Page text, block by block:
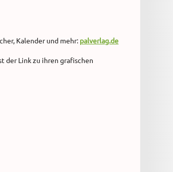
Kalender und mehr: palverlag.de
der Link zu ihren grafischen